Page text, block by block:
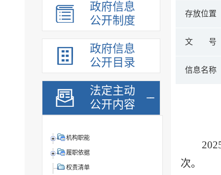
政府信息
公开制度
政府信息
公开目录
法定主动
公开内容
机构职能
履职依据
权责清单
存放位置
文 号
信息名称
次。